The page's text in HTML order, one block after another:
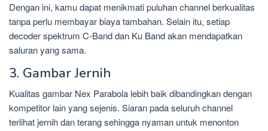
Dengan ini, kamu dapat menikmati puluhan channel berkualitas
tanpa perlu membayar biaya tambahan. Selain itu, setiap
decoder spektrum C-Band dan Ku Band akan mendapatkan
saluran yang sama.
3. Gambar Jernih
Kualitas gambar Nex Parabola lebih baik dibandingkan dengan
kompetitor lain yang sejenis. Siaran pada seluruh channel
terlihat jernih dan terang sehingga nyaman untuk menonton